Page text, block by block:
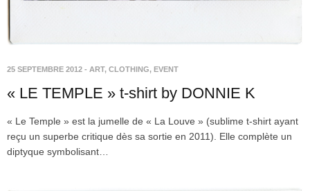
25 SEPTEMBRE 2012 - ART, CLOTHING, EVENT
« LE TEMPLE » t-shirt by DONNIE K
« Le Temple » est la jumelle de « La Louve » (sublime t-shirt ayant
reçu un superbe critique dès sa sortie en 2011). Elle complète un
diptyque symbolisant…